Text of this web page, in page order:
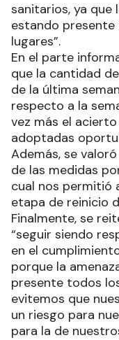
sanitarios, ya que
estando
lugares”.
En el parte
que la cantidad
de la última
respecto a la
vez más el
adoptadas
Además, se
de las medidas
cual nos permitió
etapa de reinicio
Finalmente, se
“seguir siendo
en el
porque la
presente todos
evitemos que
un riesgo para
para la de